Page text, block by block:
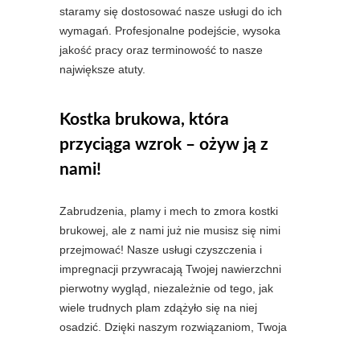
staramy się dostosować nasze usługi do ich
wymagań. Profesjonalne podejście, wysoka
jakość pracy oraz terminowość to nasze
największe atuty.
Kostka brukowa, która
przyciąga wzrok – ożyw ją z
nami!
Zabrudzenia, plamy i mech to zmora kostki
brukowej, ale z nami już nie musisz się nimi
przejmować! Nasze usługi czyszczenia i
impregnacji przywracają Twojej nawierzchni
pierwotny wygląd, niezależnie od tego, jak
wiele trudnych plam zdążyło się na niej
osadzić. Dzięki naszym rozwiązaniom, Twoja